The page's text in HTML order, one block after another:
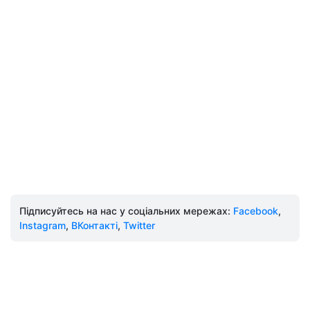
Підписуйтесь на нас у соціальних мережах: Facebook,
Instagram, ВКонтакті, Twitter